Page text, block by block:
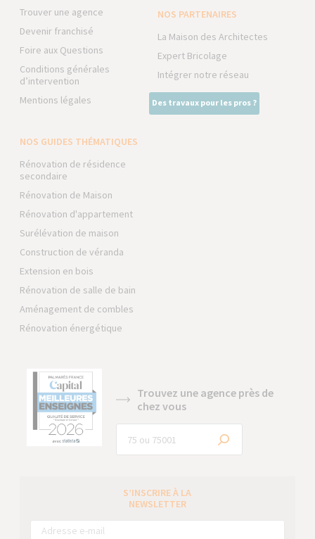
Trouver une agence
Devenir franchisé
Foire aux Questions
Conditions générales
d’intervention
Mentions légales
NOS PARTENAIRES
La Maison des Architectes
Expert Bricolage
Intégrer notre réseau
Des travaux pour les pros ?
NOS GUIDES THÉMATIQUES
Rénovation de résidence
secondaire
Rénovation de Maison
Rénovation d'appartement
Surélévation de maison
Construction de véranda
Extension en bois
Rénovation de salle de bain
Aménagement de combles
Rénovation énergétique
Trouvez une agence près de
chez vous
S’INSCRIRE À LA
NEWSLETTER